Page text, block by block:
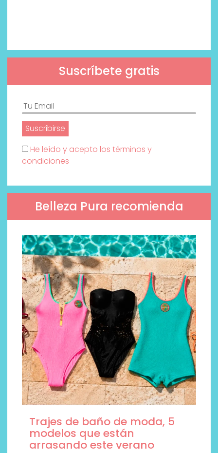
Suscríbete gratis
He leído y acepto los términos y
condiciones
Belleza Pura recomienda
Trajes de baño de moda, 5
modelos que están
arrasando este verano